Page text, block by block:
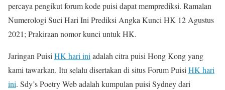
percaya pengikut forum kode puisi dapat memprediksi. Ramalan
Numerologi Suci Hari Ini Prediksi Angka Kunci HK 12 Agustus
2021; Prakiraan nomor kunci untuk HK.
Jaringan PuisiHK hari iniadalah citra puisi Hong Kong yang
kami tawarkan. Itu selalu disertakan di situs Forum PuisiHK hari
ini. Sdy’s Poetry Web adalah kumpulan puisi Sydney dari